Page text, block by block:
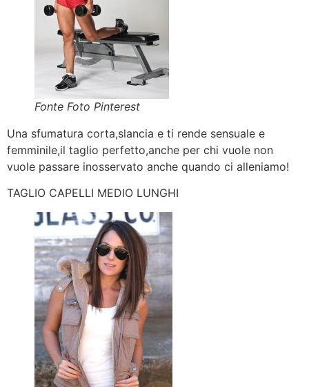
Fonte Foto Pinterest
Una sfumatura corta,slancia e ti rende sensuale e
femminile,il taglio perfetto,anche per chi vuole non
vuole passare inosservato anche quando ci alleniamo!
TAGLIO CAPELLI MEDIO LUNGHI